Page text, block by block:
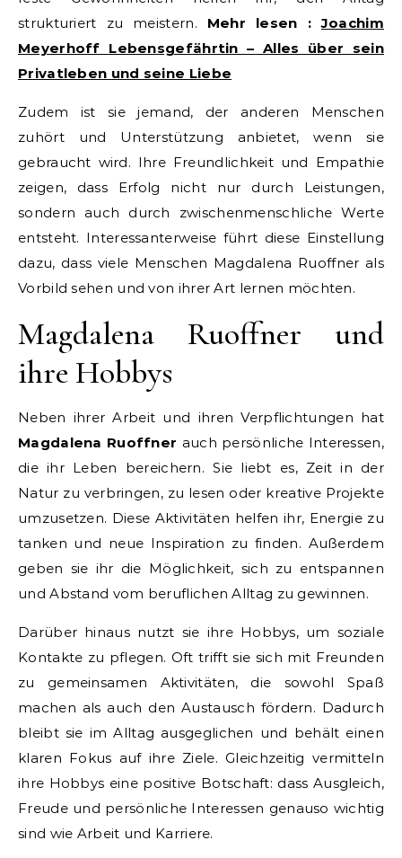
strukturiert zu meistern. Mehr lesen :Joachim
Meyerhoff Lebensgefährtin – Alles über sein
Privatleben und seine Liebe
Zudem ist sie jemand, der anderen Menschen
zuhört und Unterstützung anbietet, wenn sie
gebraucht wird. Ihre Freundlichkeit und Empathie
zeigen, dass Erfolg nicht nur durch Leistungen,
sondern auch durch zwischenmenschliche Werte
entsteht. Interessanterweise führt diese Einstellung
dazu, dass viele Menschen Magdalena Ruoffner als
Vorbild sehen und von ihrer Art lernen möchten.
Magdalena Ruoffner und
ihre Hobbys
Neben ihrer Arbeit und ihren Verpflichtungen hat
Magdalena Ruoffner auch persönliche Interessen,
die ihr Leben bereichern. Sie liebt es, Zeit in der
Natur zu verbringen, zu lesen oder kreative Projekte
umzusetzen. Diese Aktivitäten helfen ihr, Energie zu
tanken und neue Inspiration zu finden. Außerdem
geben sie ihr die Möglichkeit, sich zu entspannen
und Abstand vom beruflichen Alltag zu gewinnen.
Darüber hinaus nutzt sie ihre Hobbys, um soziale
Kontakte zu pflegen. Oft trifft sie sich mit Freunden
zu gemeinsamen Aktivitäten, die sowohl Spaß
machen als auch den Austausch fördern. Dadurch
bleibt sie im Alltag ausgeglichen und behält einen
klaren Fokus auf ihre Ziele. Gleichzeitig vermitteln
ihre Hobbys eine positive Botschaft: dass Ausgleich,
Freude und persönliche Interessen genauso wichtig
sind wie Arbeit und Karriere.